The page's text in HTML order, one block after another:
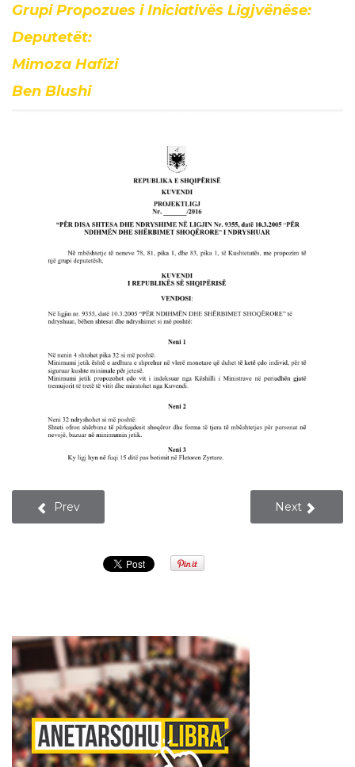
Grupi Propozues i Iniciativës Ligjvënëse:
Deputetët:
Mimoza Hafizi
Ben Blushi
Prev Next